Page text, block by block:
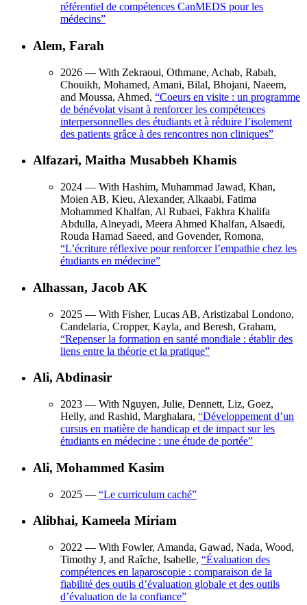
référentiel de compétences CanMEDS pour les
médecins”
Alem, Farah
2026 — With Zekraoui, Othmane, Achab, Rabah,
Chouikh, Mohamed, Amani, Bilal, Bhojani, Naeem,
and Moussa, Ahmed, “Coeurs en visite : un programme
de bénévolat visant à renforcer les compétences
interpersonnelles des étudiants et à réduire l’isolement
des patients grâce à des rencontres non cliniques”
Alfazari, Maitha Musabbeh Khamis
2024 — With Hashim, Muhammad Jawad, Khan,
Moien AB, Kieu, Alexander, Alkaabi, Fatima
Mohammed Khalfan, Al Rubaei, Fakhra Khalifa
Abdulla, Alneyadi, Meera Ahmed Khalfan, Alsaedi,
Rouda Hamad Saeed, and Govender, Romona,
“L’écriture réflexive pour renforcer l’empathie chez les
étudiants en médecine”
Alhassan, Jacob AK
2025 — With Fisher, Lucas AB, Aristizabal Londono,
Candelaria, Cropper, Kayla, and Beresh, Graham,
“Repenser la formation en santé mondiale : établir des
liens entre la théorie et la pratique”
Ali, Abdinasir
2023 — With Nguyen, Julie, Dennett, Liz, Goez,
Helly, and Rashid, Marghalara, “Développement d’un
cursus en matière de handicap et de impact sur les
étudiants en médecine : une étude de portée”
Ali, Mohammed Kasim
2025 — “Le curriculum caché”
Alibhai, Kameela Miriam
2022 — With Fowler, Amanda, Gawad, Nada, Wood,
Timothy J, and Raîche, Isabelle, “Évaluation des
compétences en laparoscopie : comparaison de la
fiabilité des outils d’évaluation globale et des outils
d’évaluation de la confiance”